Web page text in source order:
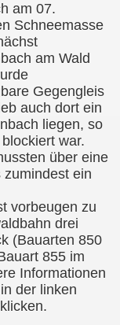
am 07.
Schneemasse
am Wald
Gegengleis
auch dort ein
liegen, so
war.
über eine
ein
vorbeugen zu
drei
(Bauarten 850
855 im
Informationen
der linken